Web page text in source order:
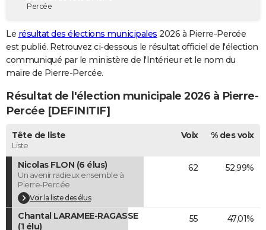
Destinations
City break
Voyage nature
Voyage de noces
Forum
GUIDES D'ACHAT
BONS PLANS
Carte de Noël
Carte Bonne année
Carte Saint-Valentin
Carte Pâques
Carte d'anniversaire
DICTIONNAIRE
Dictionnaire
Biographies
Citations
Expressions
Proverbes
PROGRAMME TV
COPAINS D'AVANT
S'inscrire
Se connecter
Lycées
Collèges
Primaires
Universités
Entreprises
Service militaire
Avis de recherche
AVIS DE DÉCÈS
FORUM
Bricolage
Lifestyle
Culture
Sport
Auto
Television
Voyage
Cinema
Percée
Le résultat des élections municipales 2026 à Pierre-Percée
est publié. Retrouvez ci-dessous le résultat officiel de l'élection
communiqué par le ministère de l'Intérieur et le nom du
maire de Pierre-Percée.
Résultat de l'élection municipale 2026 à Pierre-
Percée [DEFINITIF]
Tête de liste
Liste
Voix % des voix
Nicolas FLON (6 élus)
Un avenir radieux ensemble à
Pierre-Percée
Voir la liste des élus
62 52,99%
Chantal LARAMEE-RAGASSE
(1 élu)
55 47,01%